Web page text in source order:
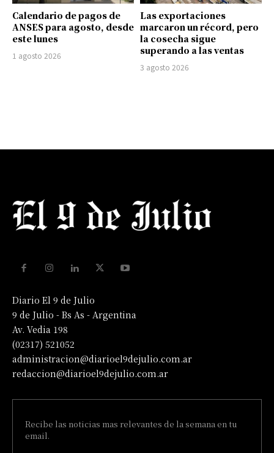
Calendario de pagos de
ANSES para agosto, desde
este lunes
1 agosto 2026
Las exportaciones
marcaron un récord, pero
la cosecha sigue
superando a las ventas
3 agosto 2026
Diario El 9 de Julio
9 de Julio - Bs As - Argentina
Av. Vedia 198
(02317) 521052
administracion@diarioel9dejulio.com.ar
redaccion@diarioel9dejulio.com.ar
Recibe las noticias mas relevantes de la semana en tu
email.